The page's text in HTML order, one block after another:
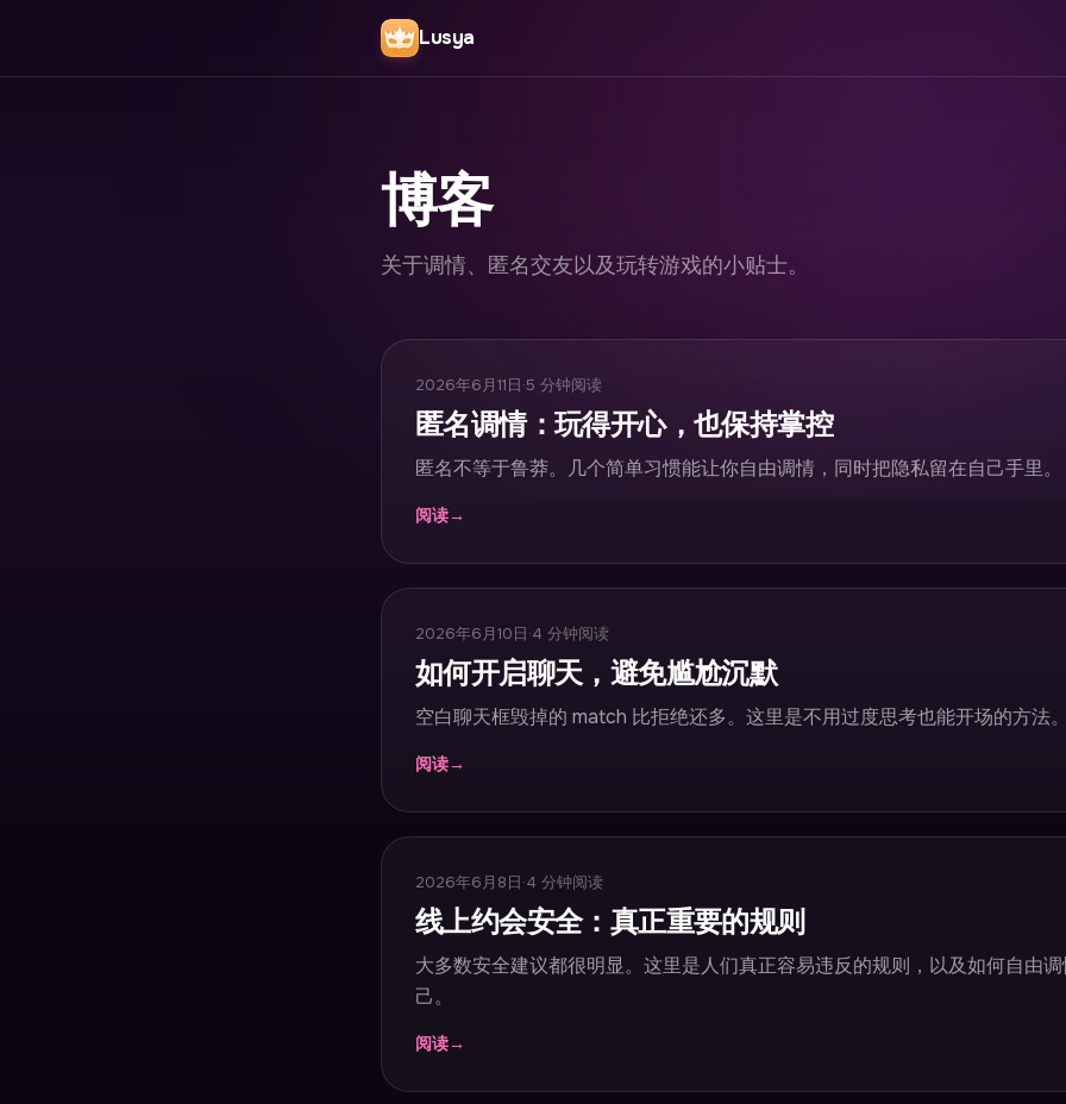
Lusya
博客
关于调情、匿名交友以及玩转游戏的小贴士。
2026年6月11日·5 分钟阅读
匿名调情：玩得开心，也保持掌控
匿名不等于鲁莽。几个简单习惯能让你自由调情，同时把隐私留在自己手里。
阅读→
2026年6月10日·4 分钟阅读
如何开启聊天，避免尴尬沉默
空白聊天框毁掉的 match 比拒绝还多。这里是不用过度思考也能开场的方法
阅读→
2026年6月8日·4 分钟阅读
线上约会安全：真正重要的规则
大多数安全建议都很明显。这里是人们真正容易违反的规则，以及如何自由
己。
阅读→